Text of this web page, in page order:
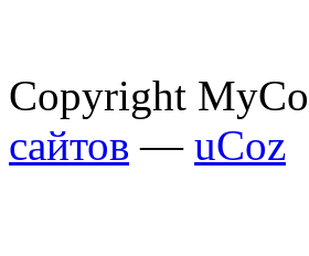
Copyright
сайтов — uCoz